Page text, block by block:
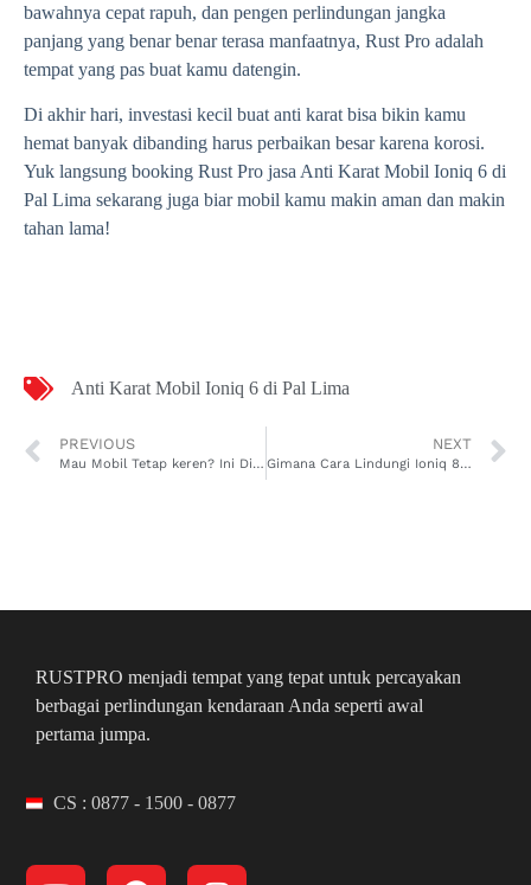
bawahnya cepat rapuh, dan pengen perlindungan jangka
panjang yang benar benar terasa manfaatnya, Rust Pro adalah
tempat yang pas buat kamu datengin.
Di akhir hari, investasi kecil buat anti karat bisa bikin kamu
hemat banyak dibanding harus perbaikan besar karena korosi.
Yuk langsung booking Rust Pro jasa Anti Karat Mobil Ioniq 6 di
Pal Lima sekarang juga biar mobil kamu makin aman dan makin
tahan lama!
Anti Karat Mobil Ioniq 6 di Pal Lima
PREVIOUS
Mau Mobil Tetap keren? Ini Dia Jasa Anti Karat Mobil Ioniq 7 di Sungaijawi Dalam yang Lagi Naik Daun
NEXT
Gimana Cara Lindungi Ioniq 8 dari Karat? Cek Jasa Anti Karat Mobil Ioniq 8 di Sungaijawi Dalam Ini
RUSTPRO menjadi tempat yang tepat untuk percayakan
berbagai perlindungan kendaraan Anda seperti awal
pertama jumpa.
CS : 0877 - 1500 - 0877